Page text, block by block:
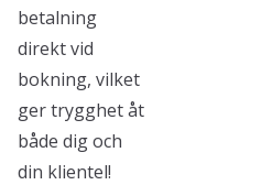
betalning
direkt vid
bokning, vilket
ger trygghet åt
både dig och
din klientel!